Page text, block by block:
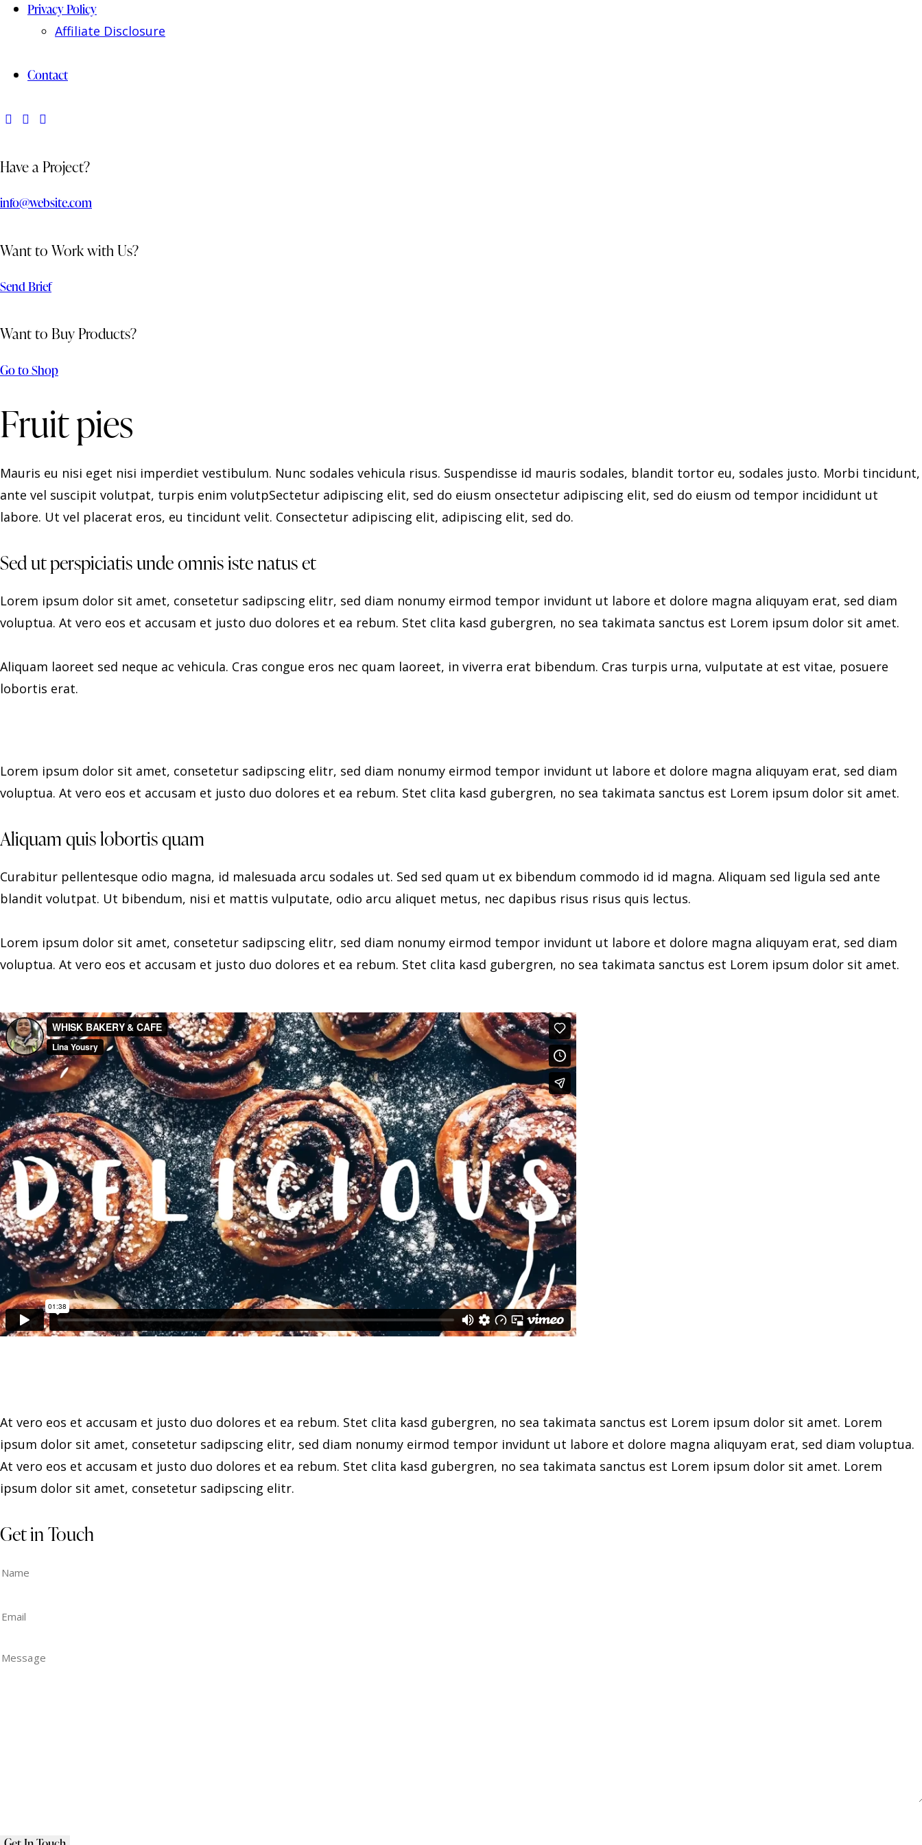
Privacy Policy
Affiliate Disclosure
Contact
Have a Project?
info@website.com
Want to Work with Us?
Send Brief
Want to Buy Products?
Go to Shop
Fruit pies
Mauris eu nisi eget nisi imperdiet vestibulum. Nunc sodales vehicula risus. Suspendisse id mauris sodales, blandit tortor eu, sodales justo. Morbi tincidunt,
ante vel suscipit volutpat, turpis enim volutpSectetur adipiscing elit, sed do eiusm onsectetur adipiscing elit, sed do eiusm od tempor incididunt ut
labore. Ut vel placerat eros, eu tincidunt velit. Consectetur adipiscing elit, adipiscing elit, sed do.
Sed ut perspiciatis unde omnis iste natus et
Lorem ipsum dolor sit amet, consetetur sadipscing elitr, sed diam nonumy eirmod tempor invidunt ut labore et dolore magna aliquyam erat, sed diam
voluptua. At vero eos et accusam et justo duo dolores et ea rebum. Stet clita kasd gubergren, no sea takimata sanctus est Lorem ipsum dolor sit amet.
Aliquam laoreet sed neque ac vehicula. Cras congue eros nec quam laoreet, in viverra erat bibendum. Cras turpis urna, vulputate at est vitae, posuere
lobortis erat.
Lorem ipsum dolor sit amet, consetetur sadipscing elitr, sed diam nonumy eirmod tempor invidunt ut labore et dolore magna aliquyam erat, sed diam
voluptua. At vero eos et accusam et justo duo dolores et ea rebum. Stet clita kasd gubergren, no sea takimata sanctus est Lorem ipsum dolor sit amet.
Aliquam quis lobortis quam
Curabitur pellentesque odio magna, id malesuada arcu sodales ut. Sed sed quam ut ex bibendum commodo id id magna. Aliquam sed ligula sed ante
blandit volutpat. Ut bibendum, nisi et mattis vulputate, odio arcu aliquet metus, nec dapibus risus risus quis lectus.
Lorem ipsum dolor sit amet, consetetur sadipscing elitr, sed diam nonumy eirmod tempor invidunt ut labore et dolore magna aliquyam erat, sed diam
voluptua. At vero eos et accusam et justo duo dolores et ea rebum. Stet clita kasd gubergren, no sea takimata sanctus est Lorem ipsum dolor sit amet.
At vero eos et accusam et justo duo dolores et ea rebum. Stet clita kasd gubergren, no sea takimata sanctus est Lorem ipsum dolor sit amet. Lorem
ipsum dolor sit amet, consetetur sadipscing elitr, sed diam nonumy eirmod tempor invidunt ut labore et dolore magna aliquyam erat, sed diam voluptua.
At vero eos et accusam et justo duo dolores et ea rebum. Stet clita kasd gubergren, no sea takimata sanctus est Lorem ipsum dolor sit amet. Lorem
ipsum dolor sit amet, consetetur sadipscing elitr.
Get in Touch